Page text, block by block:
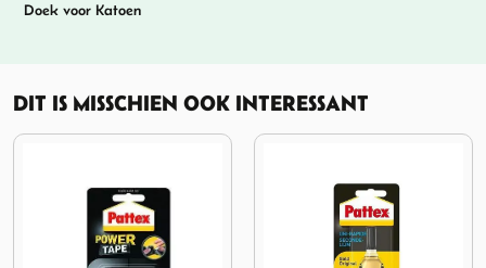
Doek voor Katoen
DIT IS MISSCHIEN OOK INTERESSANT